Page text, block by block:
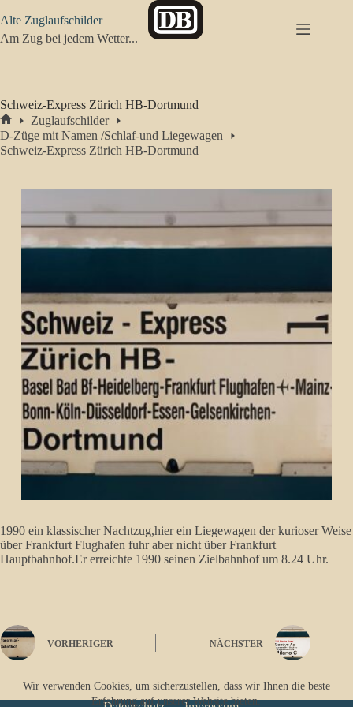
Inhalt
springen
Wir verwenden Cookies, um sicherzustellen, dass wir Ihnen die beste
Erfahrung auf unserer Website bieten.
Alte Zuglaufschilder
Am Zug bei jedem Wetter...
Schweiz-Express Zürich HB-Dortmund
Start
Zuglaufschilder
D-Züge mit Namen /Schlaf-und Liegewagen
Schweiz-Express Zürich HB-Dortmund
1990 ein klassischer Nachtzug,hier ein Liegewagen der kurioser Weise
über Frankfurt Flughafen fuhr aber nicht über Frankfurt
Hauptbahnhof.Er erreichte 1990 seinen Zielbahnhof um 8.24 Uhr.
VORHERIGER NÄCHSTER